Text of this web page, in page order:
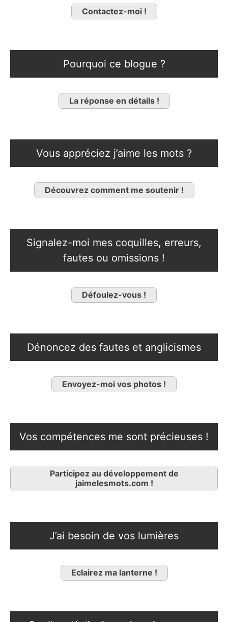
Contactez-moi !
Pourquoi ce blogue ?
La réponse en détails !
Vous appréciez j’aime les mots ?
Découvrez comment me soutenir !
Signalez-moi mes coquilles, erreurs,
fautes ou omissions !
Défoulez-vous !
Dénoncez des fautes et anglicismes
Envoyez-moi vos photos !
Vos compétences me sont précieuses !
Participez au développement de
jaimelesmots.com !
J’ai besoin de vos lumières
Eclairez ma lanterne !